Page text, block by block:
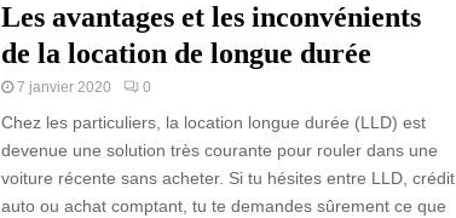
Les avantages et les inconvénients
de la location de longue durée
7 janvier 2020 0
Chez les particuliers, la location longue durée (LLD) est
devenue une solution très courante pour rouler dans une
voiture récente sans acheter. Si tu hésites entre LLD, crédit
auto ou achat comptant, tu te demandes sûrement ce que